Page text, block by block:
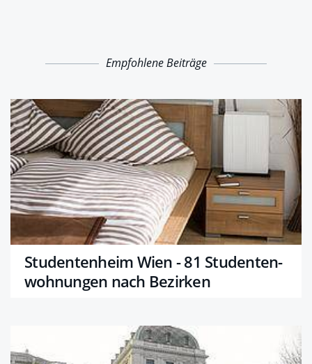
Empfohlene Beiträge
Studentenheim Wien - 81 Studenten­
wohnungen nach Bezirken